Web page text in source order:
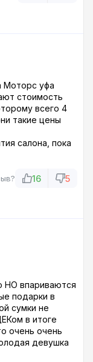
Моторс уфа
стоимость
всего 4
такие цены
салона, пока
периодически
Сплошной
16 5
НО впариваются
подарки в
сумки не
в итоге
очень очень
девушка
28 марта о чём